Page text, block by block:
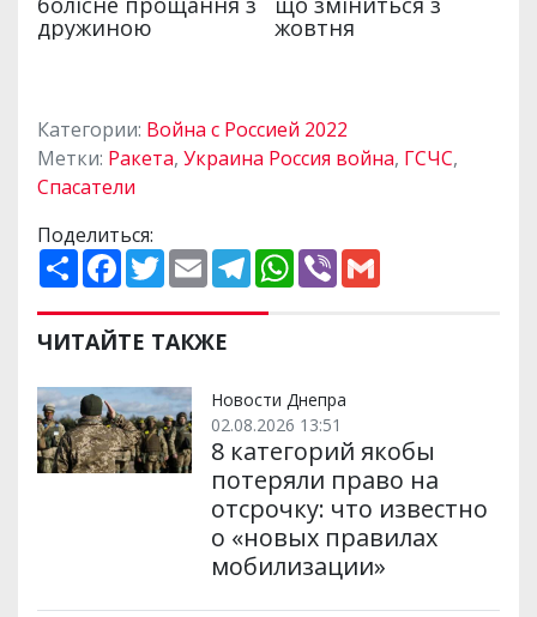
Категории: Война с Россией 2022
Метки: Ракета, Украина Россия война, ГСЧС,
Спасатели
Поделиться:
П
о
ш
и
р
и
и
F
a
c
e
b
o
k
T
w
t
t
e
E
m
a
i
l
T
e
e
m
W
h
a
p
V
b
ЧИТАЙТЕ ТАКЖЕ
Новости Днепра
02.08.2026 13:51
8 категорий якобы
потеряли право на
отсрочку: что известно
о «новых правилах
мобилизации»